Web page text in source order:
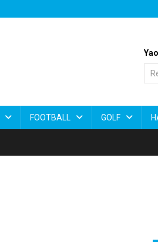
FOOTBALL GOLF